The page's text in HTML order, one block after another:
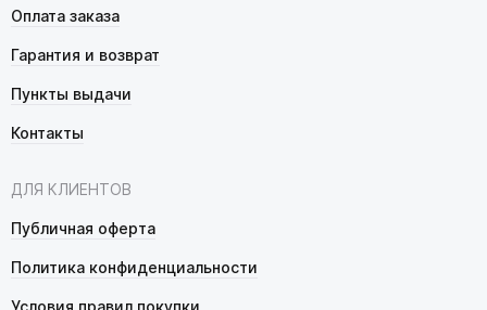
Оплата заказа
Гарантия и возврат
Пункты выдачи
Контакты
ДЛЯ КЛИЕНТОВ
Публичная оферта
Политика конфиденциальности
Условия правил покупки